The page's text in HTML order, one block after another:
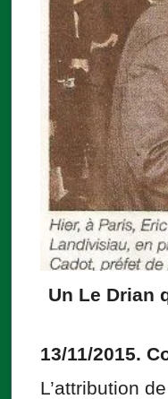
Un Le Drian
13/11/2015.
L’attribution